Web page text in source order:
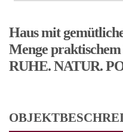
Haus mit
Menge
RUHE. NATUR.